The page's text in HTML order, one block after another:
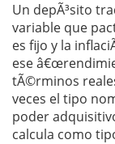
Un depÃ³sito
variable que
es fijo y la
ese
tÃ©rminos
veces el tipo
poder
calcula como